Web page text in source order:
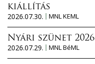
kiállítás
2026.07.30.
MNL KEML
Nyári szünet 2026
2026.07.29.
MNL BéML